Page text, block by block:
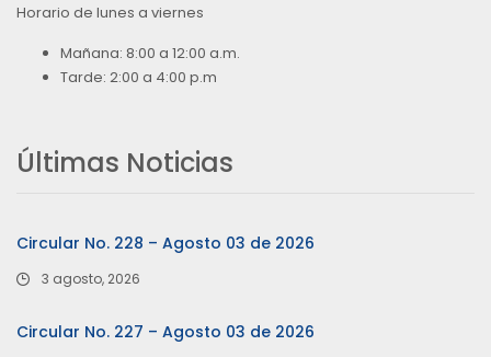
Horario de lunes a viernes
Mañana: 8:00 a 12:00 a.m.
Tarde: 2:00 a 4:00 p.m
Últimas Noticias
Circular No. 228 – Agosto 03 de 2026
3 agosto, 2026
Circular No. 227 – Agosto 03 de 2026